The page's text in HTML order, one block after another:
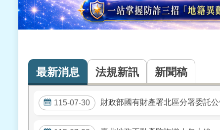
最新消息 法規新訊 新聞稿
115-07-30 財政部國有財產署北區分署委託